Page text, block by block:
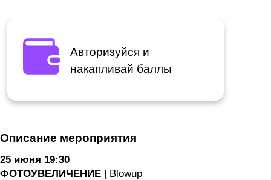
Авторизуйся и
накапливай баллы
Описание мероприятия
25 июня 19:30
ФОТОУВЕЛИЧЕНИЕ | Blowup